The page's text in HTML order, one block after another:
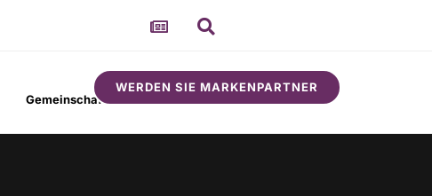
Gemeinschaft
WERDEN SIE MARKENPARTNER